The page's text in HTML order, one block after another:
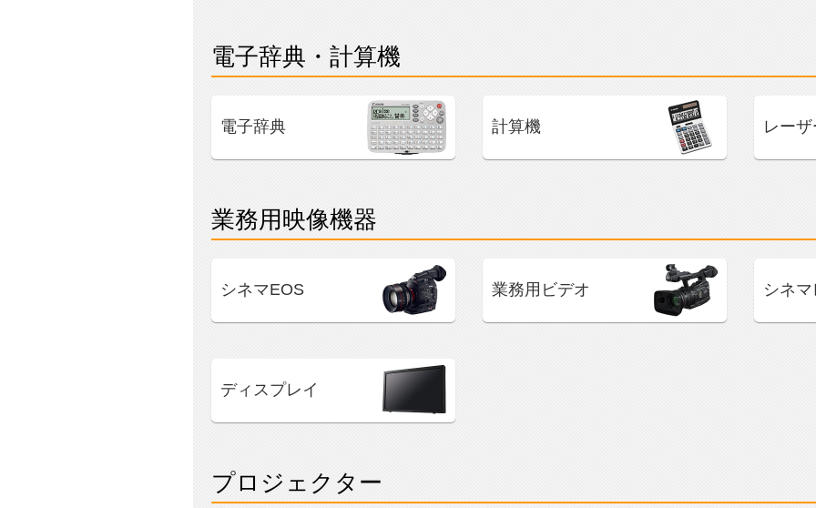
電子辞典・計算機
電子辞典 計算機 レー
業務用映像機器
シネマEOS 業務用ビデオ シネ
ディスプレイ
プロジェクター